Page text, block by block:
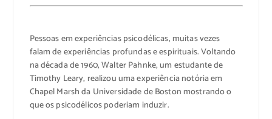
Pessoas em experiências psicodélicas, muitas vezes
falam de experiências profundas e espirituais. Voltando
na década de 1960, Walter Pahnke, um estudante de
Timothy Leary, realizou uma experiência notória em
Chapel Marsh da Universidade de Boston mostrando o
que os psicodélicos poderiam induzir.